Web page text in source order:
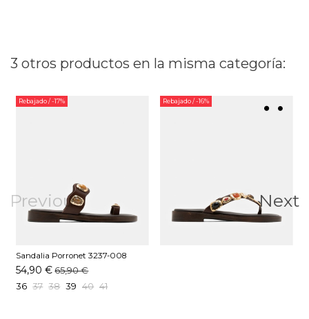
3 otros productos en la misma categoría:
Previous
Rebajado/ -17%
Sandalia Porronet 3237-008
Moka
54,90 € 65,90 €
36 37 38 39 40 41
Rebajado/ -16%
Next